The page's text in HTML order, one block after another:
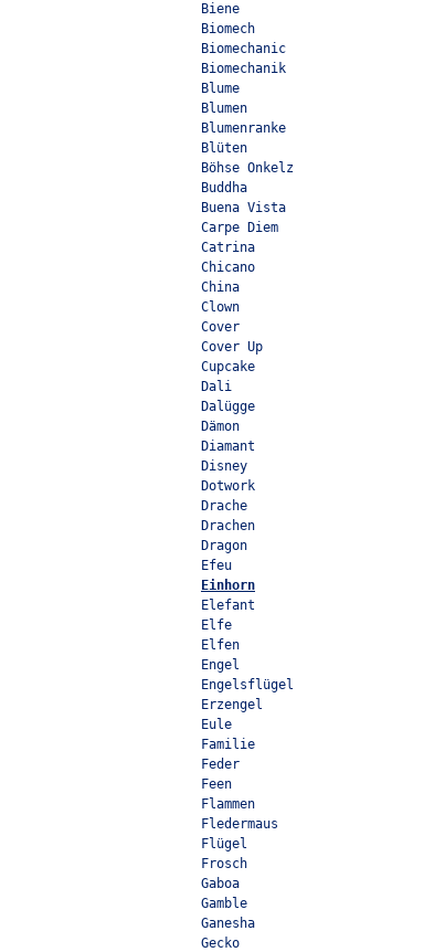
Biene
Biomech
Biomechanic
Biomechanik
Blume
Blumen
Blumenranke
Blüten
Böhse Onkelz
Buddha
Buena Vista
Carpe Diem
Catrina
Chicano
China
Clown
Cover
Cover Up
Cupcake
Dali
Dalügge
Dämon
Diamant
Disney
Dotwork
Drache
Drachen
Dragon
Efeu
Einhorn
Elefant
Elfe
Elfen
Engel
Engelsflügel
Erzengel
Eule
Familie
Feder
Feen
Flammen
Fledermaus
Flügel
Frosch
Gaboa
Gamble
Ganesha
Gecko